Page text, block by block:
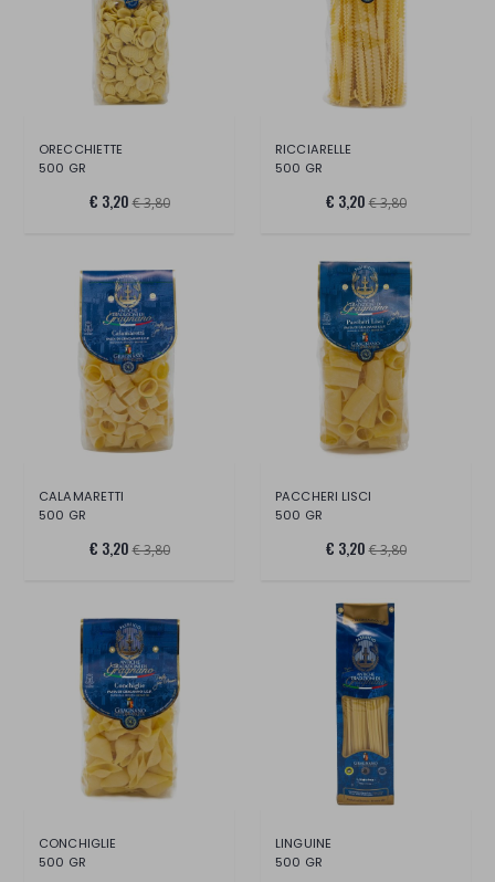
ORECCHIETTE
500 GR
€ 3,20 € 3,80
RICCIARELLE
500 GR
€ 3,20 € 3,80
CALAMARETTI
500 GR
€ 3,20 € 3,80
PACCHERI LISCI
500 GR
€ 3,20 € 3,80
CONCHIGLIE
500 GR
LINGUINE
500 GR